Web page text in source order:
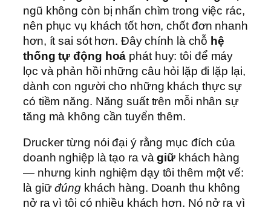
ngũ không còn bị nhấn chìm trong việc rác,
nên phục vụ khách tốt hơn, chốt đơn nhanh
hơn, ít sai sót hơn. Đây chính là chỗ hệ
thống tự động hoá phát huy: tôi để máy
lọc và phản hồi những câu hỏi lặp đi lặp lại,
dành con người cho những khách thực sự
có tiềm năng. Năng suất trên mỗi nhân sự
tăng mà không cần tuyển thêm.
Drucker từng nói đại ý rằng mục đích của
doanh nghiệp là tạo ra vàgiữ khách hàng
— nhưng kinh nghiệm dạy tôi thêm một vế:
là giữđúngkhách hàng. Doanh thu không
nở ra vì tôi có nhiều khách hơn. Nó nở ra vì